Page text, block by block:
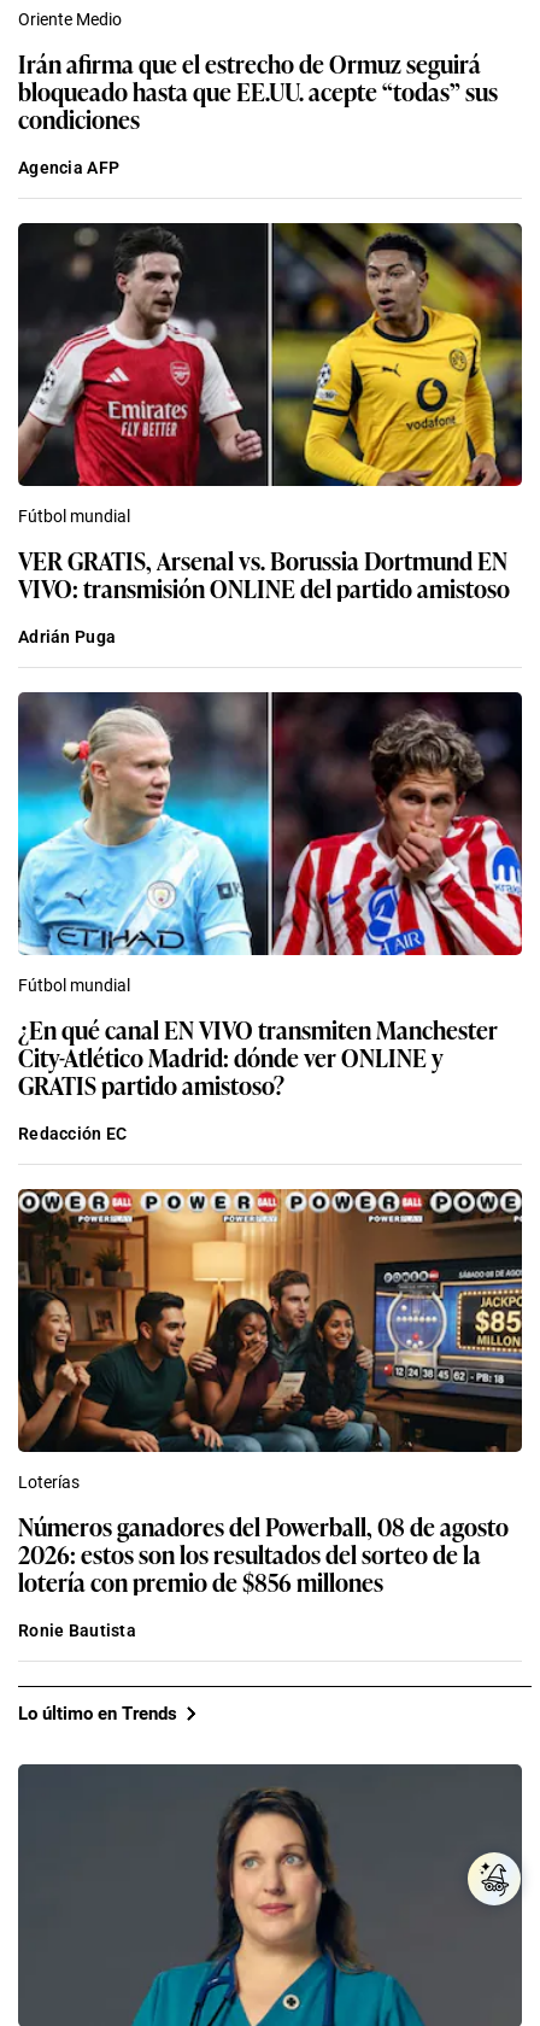
Oriente Medio
Irán afirma que el estrecho de Ormuz seguirá
bloqueado hasta que EE.UU. acepte “todas” sus
condiciones
Agencia AFP
Fútbol mundial
VER GRATIS, Arsenal vs. Borussia Dortmund EN
VIVO: transmisión ONLINE del partido amistoso
Adrián Puga
Fútbol mundial
¿En qué canal EN VIVO transmiten Manchester
City-Atlético Madrid: dónde ver ONLINE y
GRATIS partido amistoso?
Redacción EC
Loterías
Números ganadores del Powerball, 08 de agosto
2026: estos son los resultados del sorteo de la
lotería con premio de $856 millones
Ronie Bautista
Lo último en Trends